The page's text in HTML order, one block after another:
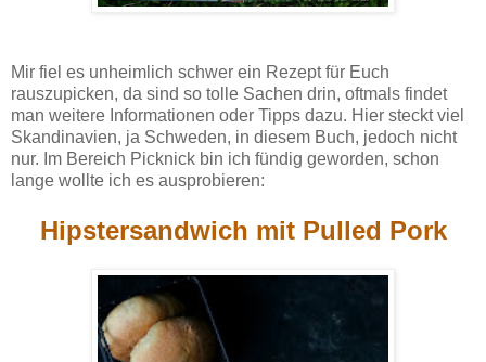
Mir fiel es unheimlich schwer ein Rezept für Euch
rauszupicken, da sind so tolle Sachen drin, oftmals findet
man weitere Informationen oder Tipps dazu. Hier steckt viel
Skandinavien, ja Schweden, in diesem Buch, jedoch nicht
nur. Im Bereich Picknick bin ich fündig geworden, schon
lange wollte ich es ausprobieren:
Hipstersandwich mit Pulled Pork